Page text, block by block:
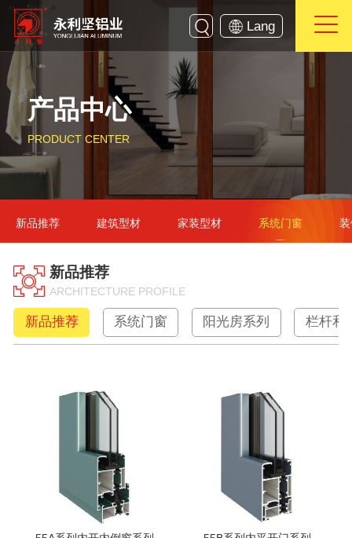
Lang
产品中心
PRODUCT CENTER
新品推荐 建筑型材 家装型材 系统门窗
新品推荐
ARCHITECTURE PROFILE
新品推荐 系统门窗 阳光房系列 栏杆和